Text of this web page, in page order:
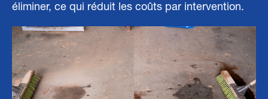
éliminer, ce qui réduit les coûts par intervention.